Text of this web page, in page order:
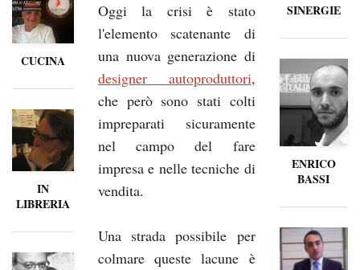
CUCINA
IN
LIBRERIA
Oggi la crisi è stato
l'elemento scatenante di
una nuova generazione di
designer autoproduttori,
che però sono stati colti
impreparati sicuramente
nel campo del fare
impresa e nelle tecniche di
vendita.
Una strada possibile per
colmare queste lacune è
SINERGIE
ENRICO
BASSI